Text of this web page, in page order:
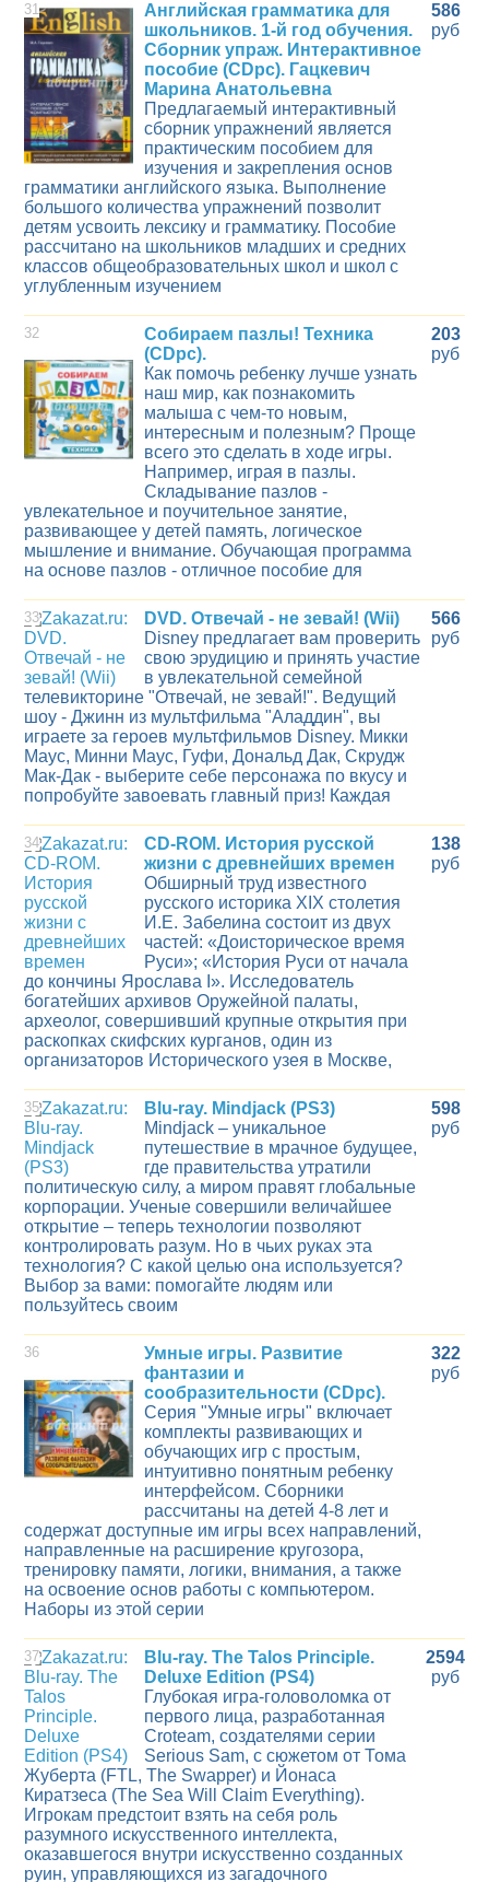
31
Английская грамматика для
школьников. 1-й год обучения.
Сборник упраж. Интерактивное
пособие (CDpc). Гацкевич
Марина Анатольевна
Предлагаемый интерактивный
сборник упражнений является
практическим пособием для
изучения и закрепления основ
грамматики английского языка. Выполнение
большого количества упражнений позволит
детям усвоить лексику и грамматику. Пособие
рассчитано на школьников младших и средних
классов общеобразовательных школ и школ с
углубленным изучением
586
руб
32
Собираем пазлы! Техника
(CDpc).
Как помочь ребенку лучше узнать
наш мир, как познакомить
малыша с чем-то новым,
интересным и полезным? Проще
всего это сделать в ходе игры.
Например, играя в пазлы.
Складывание пазлов -
увлекательное и поучительное занятие,
развивающее у детей память, логическое
мышление и внимание. Обучающая программа
на основе пазлов - отличное пособие для
203
руб
33
DVD. Отвечай - не зевай! (Wii)
Disney предлагает вам проверить
свою эрудицию и принять участие
в увлекательной семейной
телевикторине "Отвечай, не зевай!". Ведущий
шоу - Джинн из мультфильма "Аладдин", вы
играете за героев мультфильмов Disney. Микки
Маус, Минни Маус, Гуфи, Дональд Дак, Скрудж
Мак-Дак - выберите себе персонажа по вкусу и
попробуйте завоевать главный приз! Каждая
566
руб
34
CD-ROM. История русской
жизни с древнейших времен
Обширный труд известного
русского историка XIX столетия
И.Е. Забелина состоит из двух
частей: «Доисторическое время
Руси»; «История Руси от начала
до кончины Ярослава I». Исследователь
богатейших архивов Оружейной палаты,
археолог, совершивший крупные открытия при
раскопках скифских курганов, один из
организаторов Исторического узея в Москве,
138
руб
35
Blu-ray. Mindjack (PS3)
Mindjack – уникальное
путешествие в мрачное будущее,
где правительства утратили
политическую силу, а миром правят глобальные
корпорации. Ученые совершили величайшее
открытие – теперь технологии позволяют
контролировать разум. Но в чьих руках эта
технология? С какой целью она используется?
Выбор за вами: помогайте людям или
пользуйтесь своим
598
руб
36
Умные игры. Развитие
фантазии и
сообразительности (CDpc).
Серия "Умные игры" включает
комплекты развивающих и
обучающих игр с простым,
интуитивно понятным ребенку
интерфейсом. Сборники
рассчитаны на детей 4-8 лет и
содержат доступные им игры всех направлений,
направленные на расширение кругозора,
тренировку памяти, логики, внимания, а также
на освоение основ работы с компьютером.
Наборы из этой серии
322
руб
37
Blu-ray. The Talos Principle.
Deluxe Edition (PS4)
Глубокая игра-головоломка от
первого лица, разработанная
Croteam, создателями серии
Serious Sam, с сюжетом от Тома
Жуберта (FTL, The Swapper) и Йонаса
Киратзеса (The Sea Will Claim Everything).
Игрокам предстоит взять на себя роль
разумного искусственного интеллекта,
оказавшегося внутри искусственно созданных
руин, управляющихся из загадочного
2594
руб